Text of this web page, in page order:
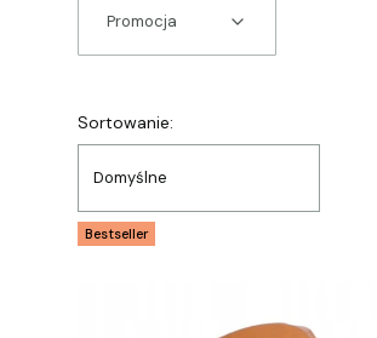
Promocja
Lista produktów
Sortowanie:
Domyślne
Bestseller